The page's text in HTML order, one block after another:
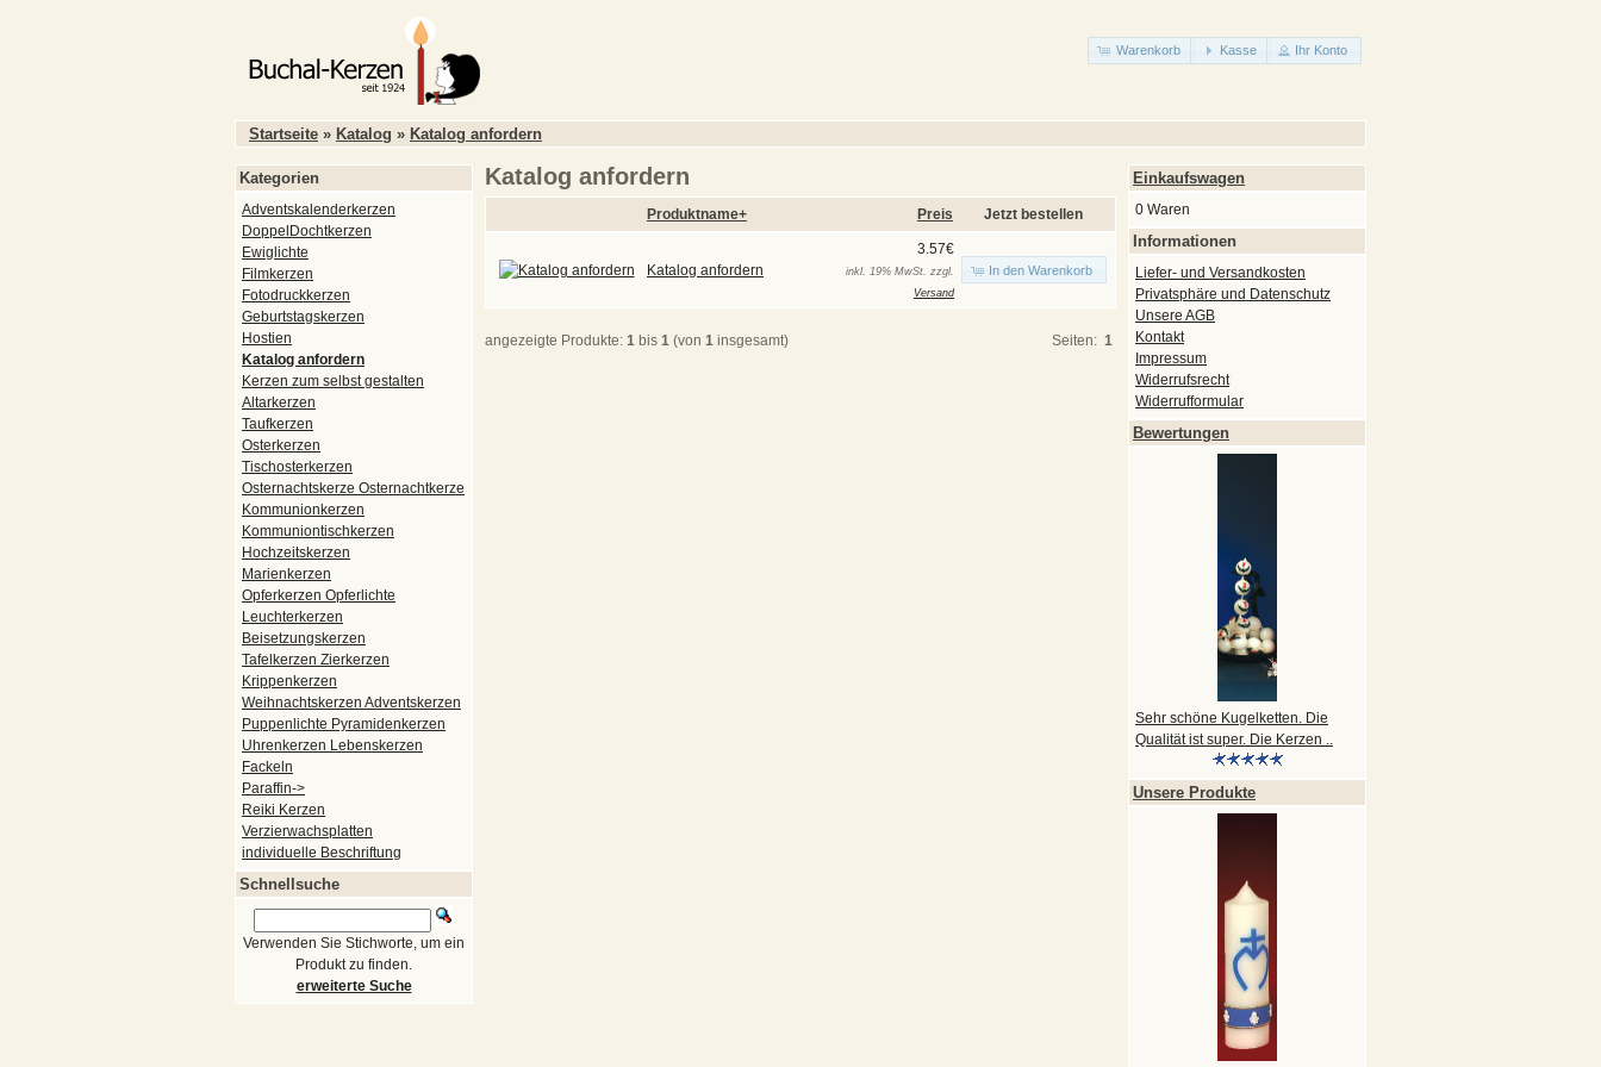
Warenkorb Kasse Ihr Konto
Startseite » Katalog » Katalog anfordern
Katalog anfordern
Produktname+ Preis Jetzt bestellen
Katalog anfordern
3.57€
inkl. 19% MwSt. zzgl.
Versand
In den Warenkorb
Seiten: 1
angezeigte Produkte: 1 bis 1 (von 1 insgesamt)
Kategorien
Adventskalenderkerzen
DoppelDochtkerzen
Ewiglichte
Filmkerzen
Fotodruckkerzen
Geburtstagskerzen
Hostien
Katalog anfordern
Kerzen zum selbst gestalten
Altarkerzen
Taufkerzen
Osterkerzen
Tischosterkerzen
Osternachtskerze Osternachtkerze
Kommunionkerzen
Kommuniontischkerzen
Hochzeitskerzen
Marienkerzen
Opferkerzen Opferlichte
Leuchterkerzen
Beisetzungskerzen
Tafelkerzen Zierkerzen
Krippenkerzen
Weihnachtskerzen Adventskerzen
Puppenlichte Pyramidenkerzen
Uhrenkerzen Lebenskerzen
Fackeln
Paraffin->
Reiki Kerzen
Verzierwachsplatten
individuelle Beschriftung
Schnellsuche
Verwenden Sie Stichworte, um ein
Produkt zu finden.
erweiterte Suche
Einkaufswagen
0 Waren
Informationen
Liefer- und Versandkosten
Privatsphäre und Datenschutz
Unsere AGB
Kontakt
Impressum
Widerrufsrecht
Widerrufformular
Bewertungen
Sehr schöne Kugelketten. Die
Qualität ist super. Die Kerzen ..
Unsere Produkte